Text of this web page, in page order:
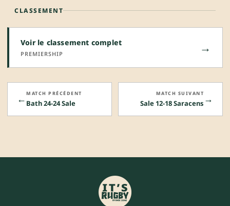
CLASSEMENT
Voir le classement complet
PREMIERSHIP →
← MATCH PRÉCÉDENT
Bath 24-24 Sale →
MATCH SUIVANT
Sale 12-18 Saracens